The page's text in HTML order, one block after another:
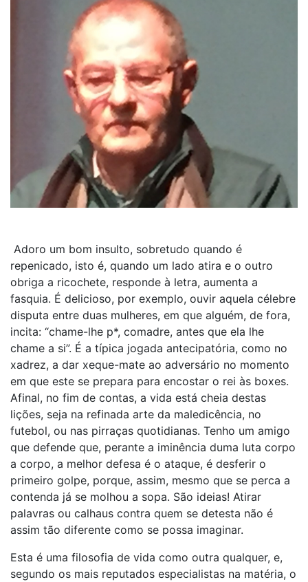
Adoro um bom insulto, sobretudo quando é
repenicado, isto é, quando um lado atira e o outro
obriga a ricochete, responde à letra, aumenta a
fasquia. É delicioso, por exemplo, ouvir aquela célebre
disputa entre duas mulheres, em que alguém, de fora,
incita: “chame-lhe p*, comadre, antes que ela lhe
chame a si”. É a típica jogada antecipatória, como no
xadrez, a dar xeque-mate ao adversário no momento
em que este se prepara para encostar o rei às boxes.
Afinal, no fim de contas, a vida está cheia destas
lições, seja na refinada arte da maledicência, no
futebol, ou nas pirraças quotidianas. Tenho um amigo
que defende que, perante a iminência duma luta corpo
a corpo, a melhor defesa é o ataque, é desferir o
primeiro golpe, porque, assim, mesmo que se perca a
contenda já se molhou a sopa. São ideias! Atirar
palavras ou calhaus contra quem se detesta não é
assim tão diferente como se possa imaginar.
Esta é uma filosofia de vida como outra qualquer, e,
segundo os mais reputados especialistas na matéria, o